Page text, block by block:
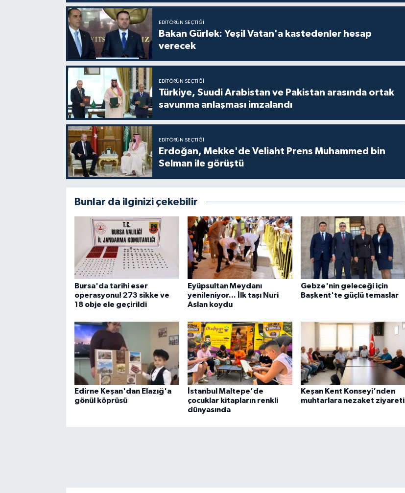
EDITÖRÜN SEÇTIĞI
Bakan Gürlek: Yeşil Vatan'a kastedenler hesap
verecek
EDITÖRÜN SEÇTIĞI
Türkiye, Suudi Arabistan ve Pakistan arasında ortak
savunma anlaşması imzalandı
EDITÖRÜN SEÇTIĞI
Erdoğan, Mekke'de Veliaht Prens Muhammed bin
Selman ile görüştü
Bunlar da ilginizi çekebilir
Bursa'da tarihi eser
operasyonu! 273 sikke ve
18 obje ele geçirildi
Eyüpsultan Meydanı
yenileniyor... İlk taşı Nuri
Aslan koydu
Gebze'nin geleceği için
Başkent'te güçlü temaslar
Edirne Keşan'dan Elazığ'a
gönül köprüsü
İstanbul Maltepe'de
çocuklar kitapların renkli
dünyasında
Keşan Kent Konseyi'nden
muhtarlara nezaket ziyareti